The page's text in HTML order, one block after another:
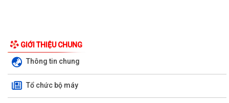
GIỚI THIỆU CHUNG
Thông tin chung
Phường Chu Văn An tập huấn nghiệp vụ bảo vệ nền tảng tư tưởng của
Đảng
PHƯỜNG CHU VĂN AN TỔ CHỨC ĐỐI THOẠI VỚI CÁC HỘ DÂN LIÊN
QUAN ĐẾN DỰ ÁN KHU DU LỊCH, DỊCH VỤ VÀ DÂN...